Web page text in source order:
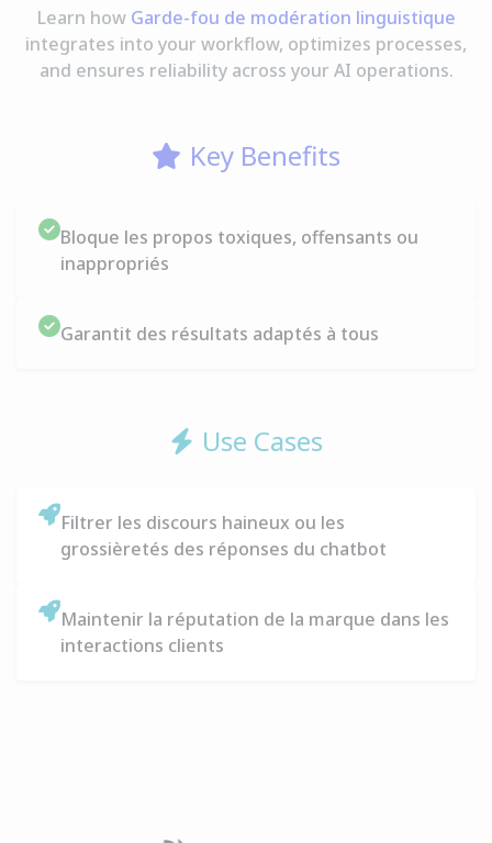
Learn how Garde-fou de modération linguistique
integrates into your workflow, optimizes processes,
and ensures reliability across your AI operations.
Key Benefits
Bloque les propos toxiques, offensants ou
inappropriés
Garantit des résultats adaptés à tous
Use Cases
Filtrer les discours haineux ou les
grossièretés des réponses du chatbot
Maintenir la réputation de la marque dans les
interactions clients